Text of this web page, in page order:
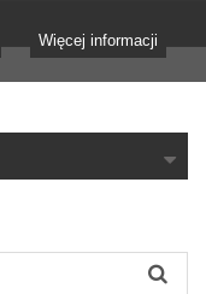
Więcej informacji